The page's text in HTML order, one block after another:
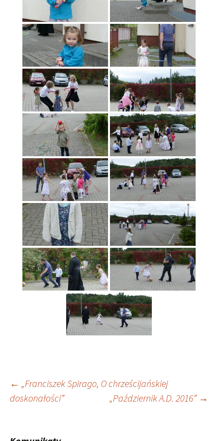
Nawigacja
← „Franciszek Spirago, O chrześcijańskiej
doskonałości”
„Październik A.D. 2016” →